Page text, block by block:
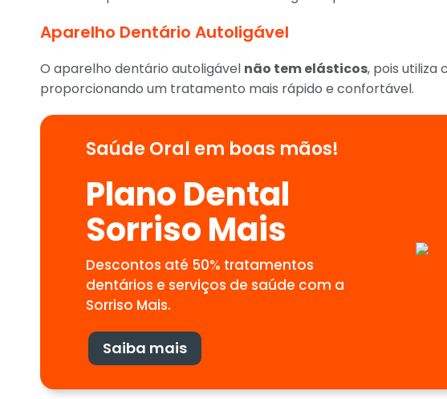
Aparelho Dentário Autoligável
O aparelho dentário autoligável não tem elásticos, pois utiliza
proporcionando um tratamento mais rápido e confortável.
Saúde Oral em boas mãos!
Plano Dental
Sorriso Mais
Descontos até 50% tratamentos
dentários e serviços de saúde com a
Sorriso Mais.
Saiba mais